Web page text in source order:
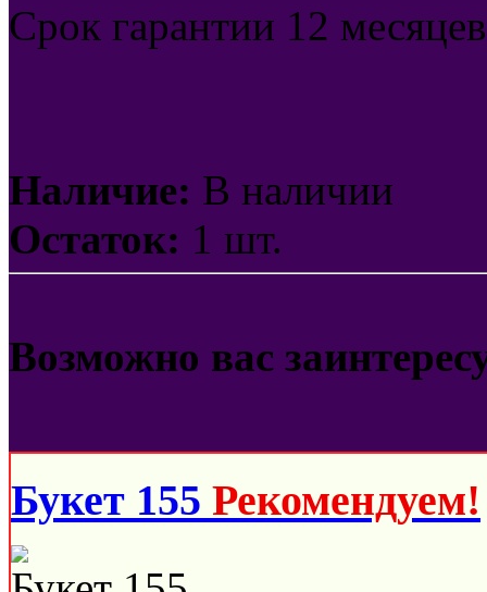
Срок гарантии 12
Наличие: В наличии
Остаток: 1 шт.
Возможно вас
Букет 155 Рекомендуем!